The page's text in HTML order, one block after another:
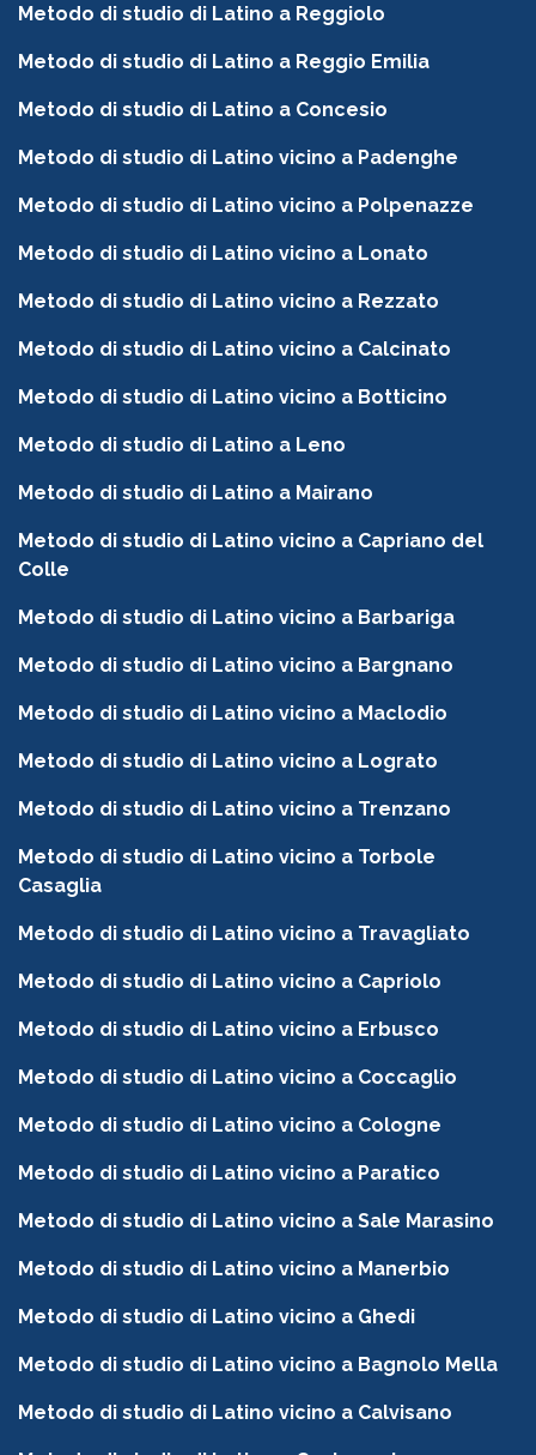
Metodo di studio di Latino a Reggiolo
Metodo di studio di Latino a Reggio Emilia
Metodo di studio di Latino a Concesio
Metodo di studio di Latino vicino a Padenghe
Metodo di studio di Latino vicino a Polpenazze
Metodo di studio di Latino vicino a Lonato
Metodo di studio di Latino vicino a Rezzato
Metodo di studio di Latino vicino a Calcinato
Metodo di studio di Latino vicino a Botticino
Metodo di studio di Latino a Leno
Metodo di studio di Latino a Mairano
Metodo di studio di Latino vicino a Capriano del
Colle
Metodo di studio di Latino vicino a Barbariga
Metodo di studio di Latino vicino a Bargnano
Metodo di studio di Latino vicino a Maclodio
Metodo di studio di Latino vicino a Lograto
Metodo di studio di Latino vicino a Trenzano
Metodo di studio di Latino vicino a Torbole
Casaglia
Metodo di studio di Latino vicino a Travagliato
Metodo di studio di Latino vicino a Capriolo
Metodo di studio di Latino vicino a Erbusco
Metodo di studio di Latino vicino a Coccaglio
Metodo di studio di Latino vicino a Cologne
Metodo di studio di Latino vicino a Paratico
Metodo di studio di Latino vicino a Sale Marasino
Metodo di studio di Latino vicino a Manerbio
Metodo di studio di Latino vicino a Ghedi
Metodo di studio di Latino vicino a Bagnolo Mella
Metodo di studio di Latino vicino a Calvisano